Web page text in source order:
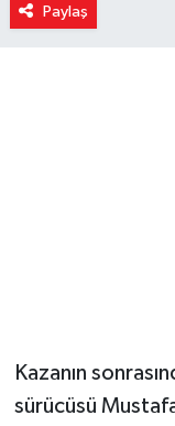
Paylaş
Kazanın
sürücüsü